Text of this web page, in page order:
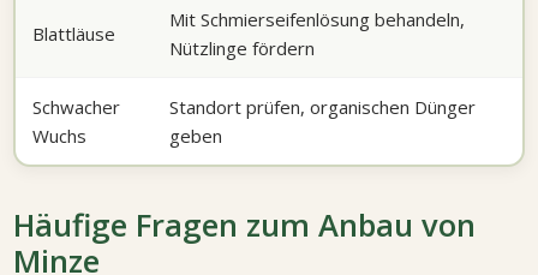
Blattläuse
Mit Schmierseifenlösung behandeln,
Nützlinge fördern
Schwacher
Wuchs
Standort prüfen, organischen Dünger
geben
Häufige Fragen zum Anbau von
Minze